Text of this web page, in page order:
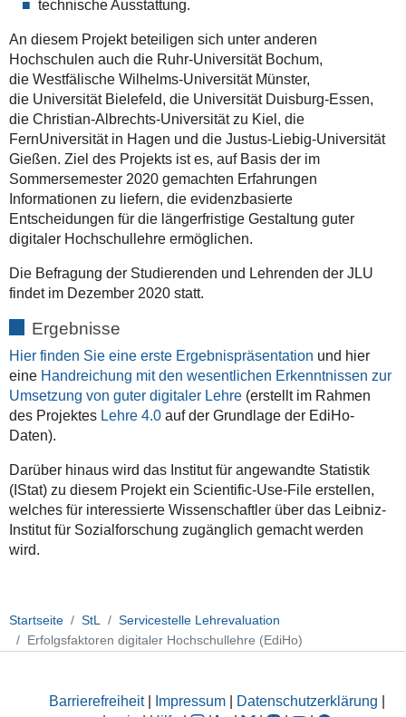
technische Ausstattung.
An diesem Projekt beteiligen sich unter anderen
Hochschulen auch die Ruhr-Universität Bochum,
die Westfälische Wilhelms-Universität Münster,
die Universität Bielefeld, die Universität Duisburg-Essen,
die Christian-Albrechts-Universität zu Kiel, die
FernUniversität in Hagen und die Justus-Liebig-Universität
Gießen. Ziel des Projekts ist es, auf Basis der im
Sommersemester 2020 gemachten Erfahrungen
Informationen zu liefern, die evidenzbasierte
Entscheidungen für die längerfristige Gestaltung guter
digitaler Hochschullehre ermöglichen.
Die Befragung der Studierenden und Lehrenden der JLU
findet im Dezember 2020 statt.
Ergebnisse
Hier finden Sie eine erste Ergebnispräsentation und hier
eine Handreichung mit den wesentlichen Erkenntnissen zur
Umsetzung von guter digitaler Lehre(erstellt im Rahmen
des Projektes Lehre 4.0auf der Grundlage der EdiHo-
Daten).
Darüber hinaus wird das Institut für angewandte Statistik
(IStat) zu diesem Projektein Scientific‐Use‐File erstellen,
welches für interessierte Wissenschaftler über das Leibniz-
Institut für Sozialforschung zugänglich gemacht werden
wird.
Startseite StL
Servicestelle Lehrevaluation
Erfolgsfaktoren digitaler Hochschullehre (EdiHo)
Barrierefreiheit| Impressum Datenschutzerklärung